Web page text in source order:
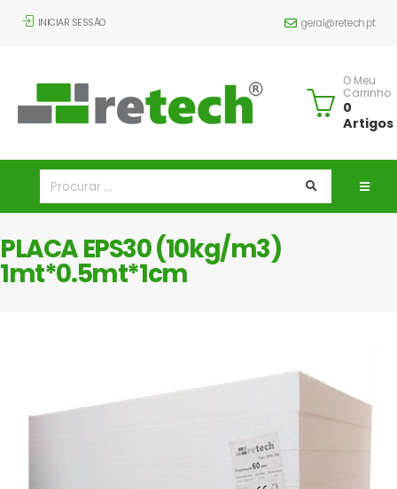
INICIAR SESSÃO geral@retech.pt
O Meu
Carrinho
0
Artigos
PLACA EPS30 (10kg/m3)
1mt*0.5mt*1cm